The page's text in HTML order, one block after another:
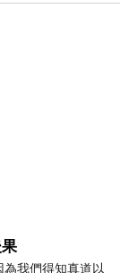
我們得知真道以